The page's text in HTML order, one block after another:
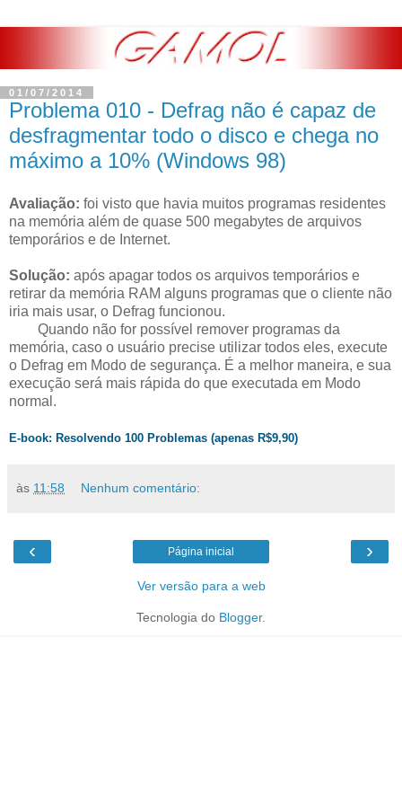
01/07/2014
Problema 010 - Defrag não é capaz de
desfragmentar todo o disco e chega no
máximo a 10% (Windows 98)
Avaliação: foi visto que havia muitos programas residentes
na memória além de quase 500 megabytes de arquivos
temporários e de Internet.
Solução: após apagar todos os arquivos temporários e
retirar da memória RAM alguns programas que o cliente não
iria mais usar, o Defrag funcionou.
Quando não for possível remover programas da
memória, caso o usuário precise utilizar todos eles, execute
o Defrag em Modo de segurança. É a melhor maneira, e sua
execução será mais rápida do que executada em Modo
normal.
E-book: Resolvendo 100 Problemas (apenas R$9,90)
às 11:58 Nenhum comentário:
‹ ›
Página inicial
Ver versão para a web
Tecnologia do Blogger.